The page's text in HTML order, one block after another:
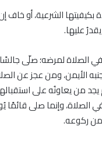
بكيفيتها الشرعية، أو
عليها.
الصلاة لمرضه؛ صلّى
الأيمن، ومن عجز عن
يجد من يعاونُه على
الصلاة، وإنما صلى
ركوعه.